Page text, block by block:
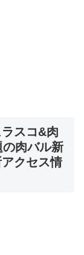
スコ&肉
肉バル新
クセス情